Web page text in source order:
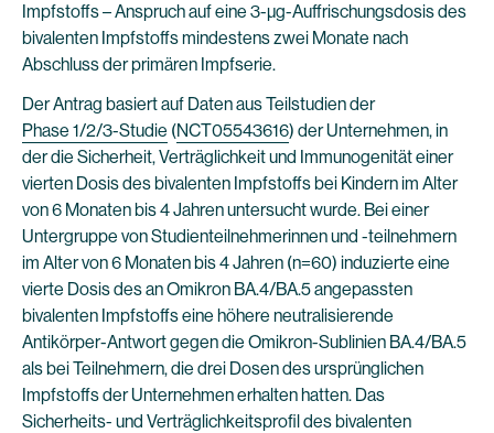
Impfstoffs – Anspruch auf eine 3-µg-Auffrischungsdosis des
bivalenten Impfstoffs mindestens zwei Monate nach
Abschluss der primären Impfserie.
Der Antrag basiert auf Daten aus Teilstudien der
Phase 1/2/3-Studie (NCT05543616) der Unternehmen, in
der die Sicherheit, Verträglichkeit und Immunogenität einer
vierten Dosis des bivalenten Impfstoffs bei Kindern im Alter
von 6 Monaten bis 4 Jahren untersucht wurde. Bei einer
Untergruppe von Studienteilnehmerinnen und -teilnehmern
im Alter von 6 Monaten bis 4 Jahren (n=60) induzierte eine
vierte Dosis des an Omikron BA.4/BA.5 angepassten
bivalenten Impfstoffs eine höhere neutralisierende
Antikörper-Antwort gegen die Omikron-Sublinien BA.4/BA.5
als bei Teilnehmern, die drei Dosen des ursprünglichen
Impfstoffs der Unternehmen erhalten hatten. Das
Sicherheits- und Verträglichkeitsprofil des bivalenten